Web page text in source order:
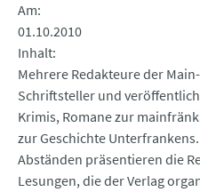
Am
01.10.2010
Inhalt
Mehrere Redakteure der
Schriftsteller und
Krimis, Romane zur
zur Geschichte
Abständen präsentieren die
Lesungen, die der Verlag